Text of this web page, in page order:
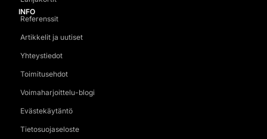
INFO
Referenssit
Artikkelit ja uutiset
Yhteystiedot
Toimitusehdot
Voimaharjoittelu-blogi
Evästekäytäntö
Tietosuojaseloste